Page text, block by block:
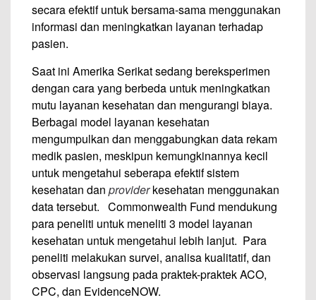
secara efektif untuk bersama-sama menggunakan
informasi dan meningkatkan layanan terhadap
pasien.
Saat ini Amerika Serikat sedang bereksperimen
dengan cara yang berbeda untuk meningkatkan
mutu layanan kesehatan dan mengurangi biaya.
Berbagai model layanan kesehatan
mengumpulkan dan menggabungkan data rekam
medik pasien, meskipun kemungkinannya kecil
untuk mengetahui seberapa efektif sistem
kesehatan dan providerkesehatan menggunakan
data tersebut. Commonwealth Fund mendukung
para peneliti untuk meneliti 3 model layanan
kesehatan untuk mengetahui lebih lanjut. Para
peneliti melakukan survei, analisa kualitatif, dan
observasi langsung pada praktek-praktek ACO,
CPC, dan EvidenceNOW.